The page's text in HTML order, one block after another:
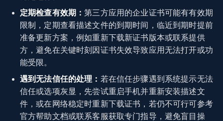
定期检查有效期：第三方应用的企业证书可能有有效期
限制，定期查看描述文件的到期时间，临近到期时提前
准备更新方案，例如重新下载新证书版本或联系提供
方，避免在关键时刻因证书失效导致应用无法打开或功
能受限。
遇到无法信任的处理： 若在信任步骤遇到系统提示无法
信任或选项灰显，先尝试重启手机并重新安装描述文
件，或在网络稳定时重新下载证书，若仍不可行可参考
官方帮助文档或联系客服获取专门指导，避免盲目操